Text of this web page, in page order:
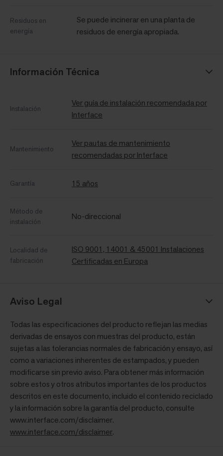
Residuos en
energía
Se puede incinerar en una planta de
residuos de energía apropiada.
Información Técnica
Instalación
Ver guía de instalación recomendada por
Interface
Mantenimiento
Ver pautas de mantenimiento
recomendadas por Interface
Garantía 15 años
Método de
instalación
No-direccional
Localidad de
fabricación
ISO 9001, 14001 & 45001 Instalaciones
Certificadas en Europa
Aviso Legal
Todas las especificaciones del producto reflejan las medias
derivadas de ensayos con muestras del producto, están
sujetas a las tolerancias normales de fabricación y ensayo, así
como a variaciones inherentes de estampados, y pueden
modificarse sin previo aviso. Para obtener más información
sobre estos y otros atributos importantes de los productos
descritos en este documento, incluido el contenido reciclado
y la información sobre la garantía del producto, consulte
www.interface.com/disclaimer.
www.interface.com/disclaimer.